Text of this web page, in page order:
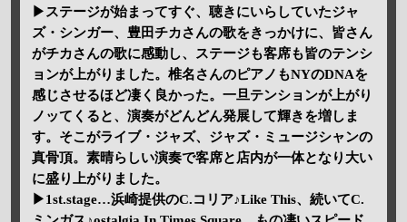
▶ステージが始まってすぐ、聴きにいらしていたジャ
ズ・シンガー、豊田チカさんの歌をきっかけに、皆さん
がチカさんの歌に感動し、ステージも客席も皆のテンシ
ョンが上がりました。椎名さんのピアノもNYのDNAを
感じさせるほど凄く良かった。一旦テンションが上がり
ノッてくると、演奏がどんどん発展して輝きを増しま
す。そこがライブ・ジャズ、ジャズ・ミュージシャンの
真骨頂。素晴らしい演奏で客席と店内が一体となり大い
に盛り上がりました。
▶1st.stage…浜崎提供のC.コリア♪Like This、続いてC.